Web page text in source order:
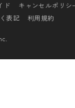
ド
キャンセルポリシ
表記 利用規約